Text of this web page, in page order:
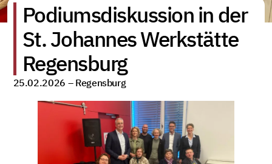
Podiumsdiskussion in der
St. Johannes Werkstätte
Regensburg
25.02.2026 – Regensburg